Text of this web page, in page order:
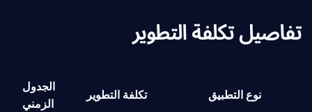
تفاصيل تكلفة التطوير
نوع التطبيق تكلفة التطوير
الجدول
الزمني